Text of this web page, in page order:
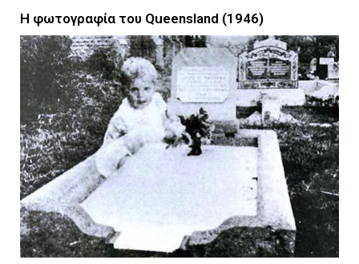
Η φωτογραφία του Queensland (1946)